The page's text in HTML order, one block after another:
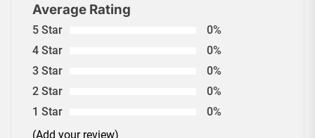
Average Rating
5 Star
0%
4 Star
0%
3 Star
0%
2 Star
0%
1 Star
0%
(Add your review)